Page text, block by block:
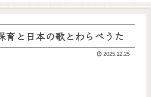
育と日本の歌とわらべうた
2025.12.25